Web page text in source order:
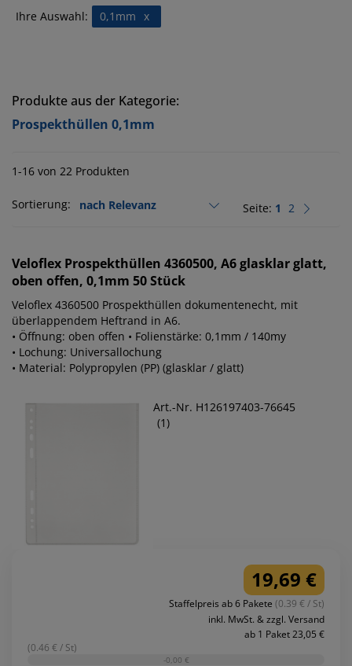
Ihre Auswahl: x
0,1mm
Produkte aus der Kategorie:
Prospekthüllen 0,1mm
1-16 von 22 Produkten
Sortierung: Seite: 1 2
Veloflex Prospekthüllen 4360500, A6 glasklar glatt,
oben offen, 0,1mm 50 Stück
Veloflex 4360500 Prospekthüllen dokumentenecht, mit
überlappendem Heftrand in A6.
• Öffnung: oben offen • Folienstärke: 0,1mm / 140my
• Lochung: Universallochung
• Material: Polypropylen (PP) (glasklar / glatt)
Art.-Nr. H126197403-76645
(1)
19,69 €
Staffelpreis ab 6 Pakete (0.39 € / St)
inkl. MwSt. & zzgl. Versand
ab 1 Paket 23,05 €
(0.46 € / St)
-0,00 €